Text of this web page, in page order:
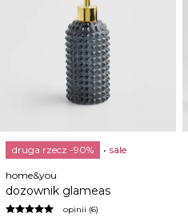
druga rzecz -90% sale
home&you
dozownik glameas
opinii (6)